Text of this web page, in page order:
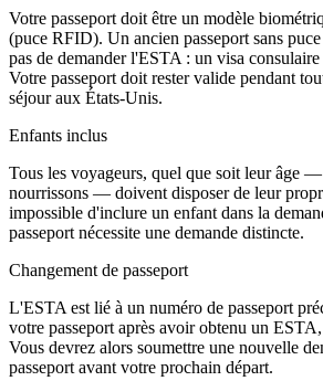
Votre passeport doit être un modèle
(puce RFID). Un ancien passeport sans
pas de demander l'ESTA : un visa consulaire
Votre passeport doit rester valide pendant
séjour aux États-Unis.
Enfants inclus
Tous les voyageurs, quel que soit leur âge
nourrissons — doivent disposer de leur
impossible d'inclure un enfant dans la
passeport nécessite une demande distincte.
Changement de passeport
L'ESTA est lié à un numéro de passeport
votre passeport après avoir obtenu un
Vous devrez alors soumettre une nouvelle
passeport avant votre prochain départ.